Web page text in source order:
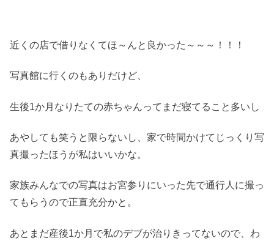
近くの店で借りなくてほ～んと良かった～～～！！！
写真館に行くのもありだけど、
生後1か月なりたての赤ちゃんってまだ寝てること多いし
あやしても笑うと限らないし、家で時間かけてじっくり写
真撮ったほうが私はいいかな。
家族みんなでの写真はお宮参りにいった先で通行人に撮っ
てもらうので正直充分かと。
あとまだ産後1か月で私のデブが治りきってないので、わ